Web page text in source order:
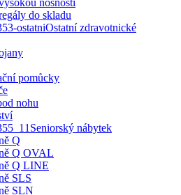
nosností
do skladu
Ostatní zdravotnické
pomůcky
nohu
Seniorský nábytek
Q
Q OVAL
Q LINE
SLS
SLN